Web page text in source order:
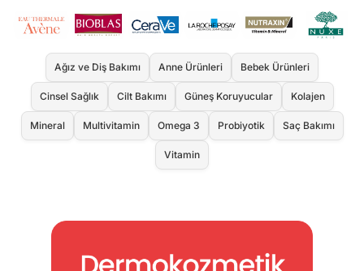
Ağız ve Diş Bakımı Anne Ürünleri Bebek Ürünleri
Cinsel Sağlık Cilt Bakımı Güneş Koruyucular Kolajen
Mineral Multivitamin Omega 3 Probiyotik Saç Bakımı
Vitamin